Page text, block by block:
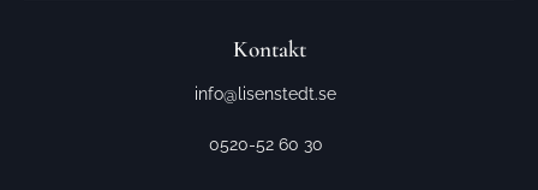
Kontakt
info@lisenstedt.se
0520-52 60 30